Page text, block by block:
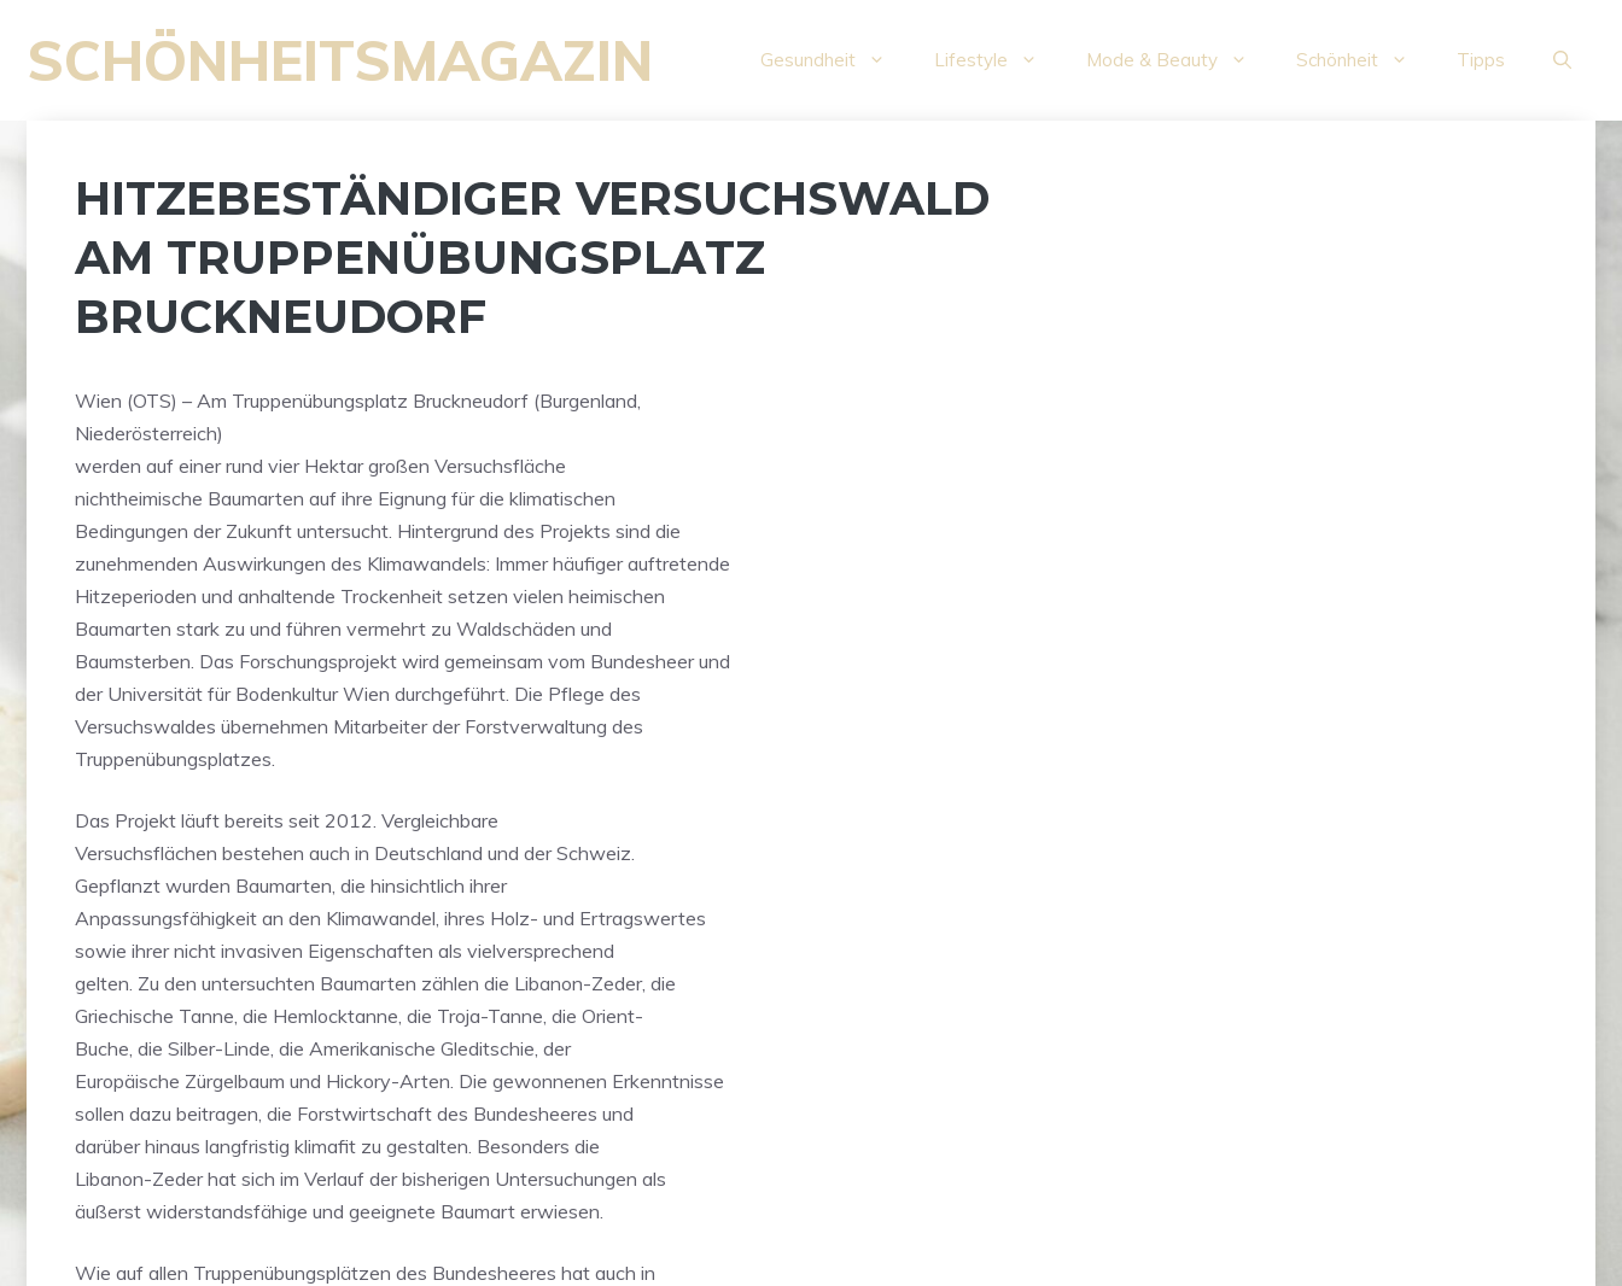
Inhalt
springen
SCHÖNHEITSMAGAZIN Gesundheit Lifestyle Mode & Beauty Schönheit Tipps
HITZEBESTÄNDIGER VERSUCHSWALD
AM TRUPPENÜBUNGSPLATZ
BRUCKNEUDORF
Wien (OTS) – Am Truppenübungsplatz Bruckneudorf (Burgenland,
Niederösterreich)
werden auf einer rund vier Hektar großen Versuchsfläche
nichtheimische Baumarten auf ihre Eignung für die klimatischen
Bedingungen der Zukunft untersucht. Hintergrund des Projekts sind die
zunehmenden Auswirkungen des Klimawandels: Immer häufiger auftretende
Hitzeperioden und anhaltende Trockenheit setzen vielen heimischen
Baumarten stark zu und führen vermehrt zu Waldschäden und
Baumsterben. Das Forschungsprojekt wird gemeinsam vom Bundesheer und
der Universität für Bodenkultur Wien durchgeführt. Die Pflege des
Versuchswaldes übernehmen Mitarbeiter der Forstverwaltung des
Truppenübungsplatzes.
Das Projekt läuft bereits seit 2012. Vergleichbare
Versuchsflächen bestehen auch in Deutschland und der Schweiz.
Gepflanzt wurden Baumarten, die hinsichtlich ihrer
Anpassungsfähigkeit an den Klimawandel, ihres Holz- und Ertragswertes
sowie ihrer nicht invasiven Eigenschaften als vielversprechend
gelten. Zu den untersuchten Baumarten zählen die Libanon-Zeder, die
Griechische Tanne, die Hemlocktanne, die Troja-Tanne, die Orient-
Buche, die Silber-Linde, die Amerikanische Gleditschie, der
Europäische Zürgelbaum und Hickory-Arten. Die gewonnenen Erkenntnisse
sollen dazu beitragen, die Forstwirtschaft des Bundesheeres und
darüber hinaus langfristig klimafit zu gestalten. Besonders die
Libanon-Zeder hat sich im Verlauf der bisherigen Untersuchungen als
äußerst widerstandsfähige und geeignete Baumart erwiesen.
Wie auf allen Truppenübungsplätzen des Bundesheeres hat auch in